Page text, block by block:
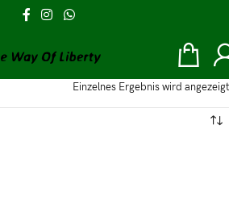
Einzelnes Ergebnis wird angezeigt